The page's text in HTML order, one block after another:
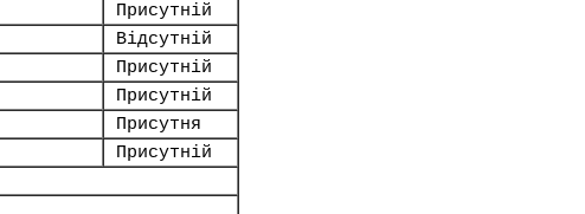
Присутній
Відсутній
Присутній
Присутній
Присутня
Присутній